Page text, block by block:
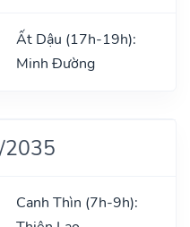
Ất Dậu (17h-19h):
Minh Đường
2035
Canh Thìn (7h-9h):